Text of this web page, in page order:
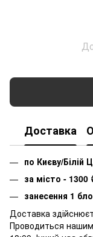
Доставка
по Києву/Білій
за місто - 1300
занесення 1
Доставка
Проводиться